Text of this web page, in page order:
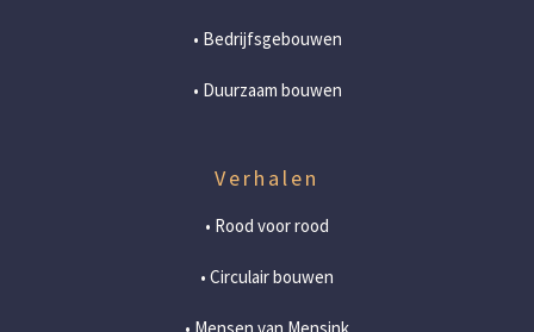
• Bedrijfsgebouwen
• Duurzaam bouwen
Verhalen
• Rood voor rood
• Circulair bouwen